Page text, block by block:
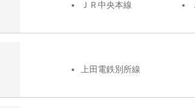
ＪＲ中央本線
上田電鉄別所線